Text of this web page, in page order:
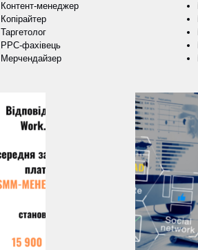
Контент-менеджер
Копірайтер
Таргетолог
РРС-фахівець
Мерчендайзер